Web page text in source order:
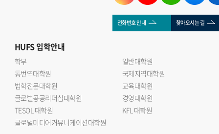
전화번호 안내 찾아오시는 길
HUFS입학안내
학부
일반대학원
통번역대학원
국제지역대학원
법학전문대학원
교육대학원
글로벌공공리더십대학원
경영대학원
TESOL 대학원
KFL 대학원
글로벌미디어커뮤니케이션대학원